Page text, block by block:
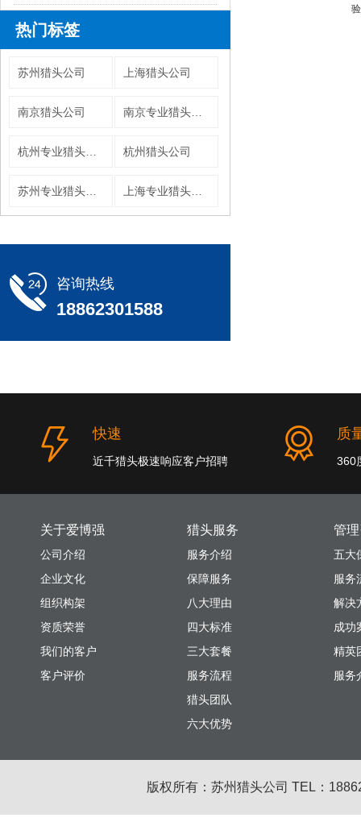
热门标签
苏州猎头公司 上海猎头公司
南京猎头公司
杭州猎头公司
咨询热线
18862301588
快速
近千猎头极速响应客户招聘
质
360
关于爱博强
公司介绍
企业文化
组织构架
资质荣誉
我们的客户
客户评价
猎头服务
服务介绍
保障服务
八大理由
四大标准
三大套餐
服务流程
猎头团队
六大优势
管
五大
服务
解决
成功
精英
服务
版权所有：苏州猎头公司 TEL：